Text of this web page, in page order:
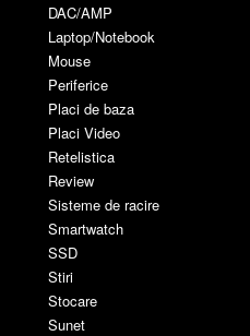
DAC/AMP
Laptop/Notebook
Mouse
Periferice
Placi de baza
Placi Video
Retelistica
Review
Sisteme de racire
Smartwatch
SSD
Stiri
Stocare
Sunet